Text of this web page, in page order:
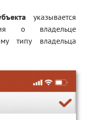
указывается
о владельце
типу владельца